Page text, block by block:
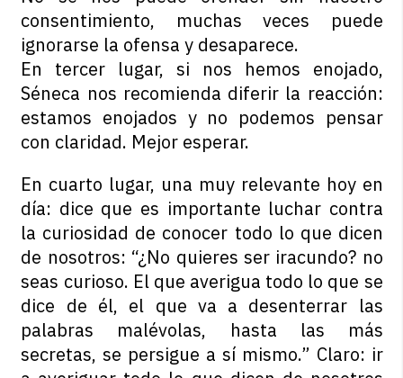
consentimiento, muchas veces puede
ignorarse la ofensa y desaparece.
En tercer lugar, si nos hemos enojado,
Séneca nos recomienda diferir la reacción:
estamos enojados y no podemos pensar
con claridad. Mejor esperar.
En cuarto lugar, una muy relevante hoy en
día: dice que es importante luchar contra
la curiosidad de conocer todo lo que dicen
de nosotros: “¿No quieres ser iracundo? no
seas curioso. El que averigua todo lo que se
dice de él, el que va a desenterrar las
palabras malévolas, hasta las más
secretas, se persigue a sí mismo.” Claro: ir